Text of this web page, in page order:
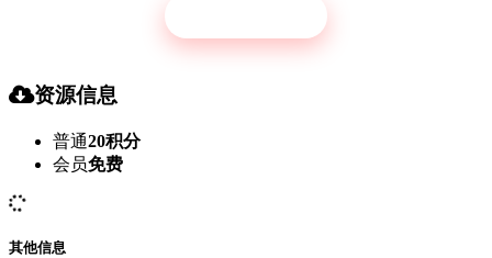
资源信息
普通20积分
会员免费
其他信息